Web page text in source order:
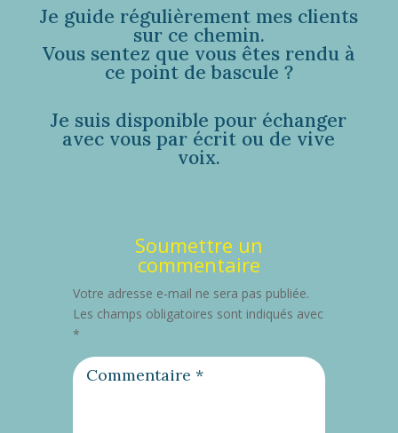
Je guide régulièrement mes clients
sur ce chemin.
Vous sentez que vous êtes rendu à
ce point de bascule ?
Je suis disponible pour échanger
avec vous par écrit ou de vive
voix.
Soumettre un
commentaire
Votre adresse e-mail ne sera pas publiée.
Les champs obligatoires sont indiqués avec
*